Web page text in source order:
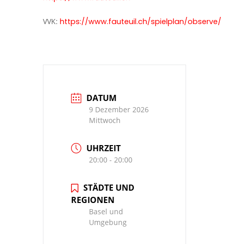
VVK: https://www.fauteuil.ch/spielplan/observe/
DATUM
9 Dezember 2026
Mittwoch
UHRZEIT
20:00 - 20:00
STÄDTE UND
REGIONEN
Basel und
Umgebung